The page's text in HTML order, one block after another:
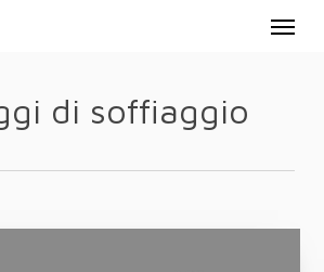
Menu
di soffiaggio